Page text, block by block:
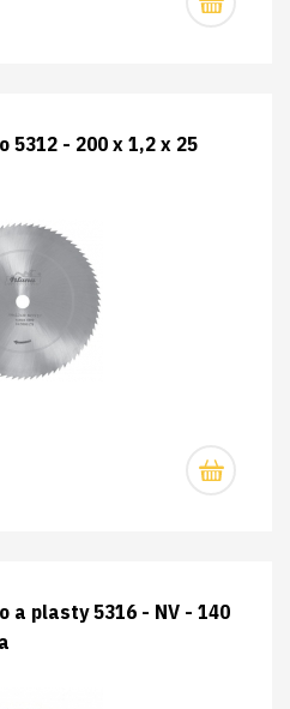
5312 - 200 x 1,2 x 25
a plasty 5316 - NV - 140